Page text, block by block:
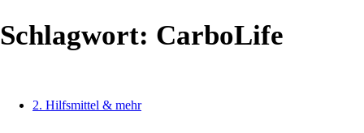
Schlagwort: CarboLife
2. Hilfsmittel & mehr